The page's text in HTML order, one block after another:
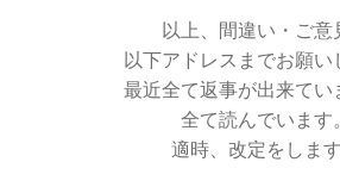
【インド独自の理解体系で学
式化】
以上、間違い・ご意
以下アドレスまでお願い
最近全て返事が出来てい
全て読んでいます。
適時、改定をします